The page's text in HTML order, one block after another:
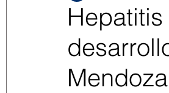
Ayuntamiento de Los Cabos
Mendoza